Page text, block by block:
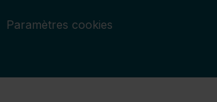
Paramètres cookies